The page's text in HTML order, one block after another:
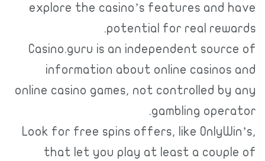
explore the casino’s features and have
potential for real rewards.
Casino.guru is an independent source of
information about online casinos and
online casino games, not controlled by any
gambling operator.
Look for free spins offers, like OnlyWin’s,
that let you play at least a couple of